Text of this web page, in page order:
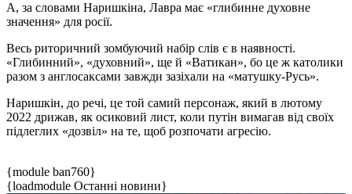
А, за словами Наришкіна, Лавра має «глибинне духовне
значення» для росії.
Весь риторичний зомбуючий набір слів є в наявності.
«Глибинний», «духовний», ще й «Ватикан», бо це ж католики
разом з англосаксами завжди зазіхали на «матушку-Русь».
Наришкін, до речі, це той самий персонаж, який в лютому
2022 дрижав, як осиковий лист, коли путін вимагав від своїх
підлеглих «дозвіл» на те, щоб розпочати агресію.
{module ban760}
{loadmodule Останні новини}